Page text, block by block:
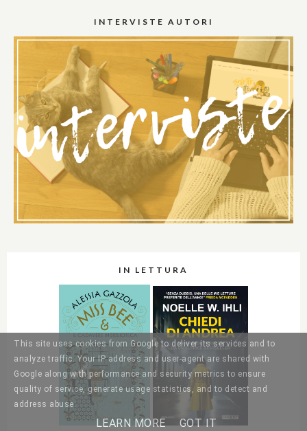
INTERVISTE AUTORI
IN LETTURA
This site uses cookies from Google to deliver its services and to
analyze traffic. Your IP address and user-agent are shared with
Google along with performance and security metrics to ensure
quality of service, generate usage statistics, and to detect and
address abuse.
LEARN MORE GOT IT